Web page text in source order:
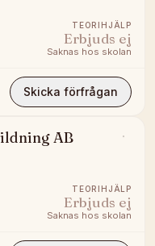
TEORIHJÄLP
Erbjuds ej
Saknas hos skolan
Skicka förfrågan
AB
TEORIHJÄLP
Erbjuds ej
Saknas hos skolan